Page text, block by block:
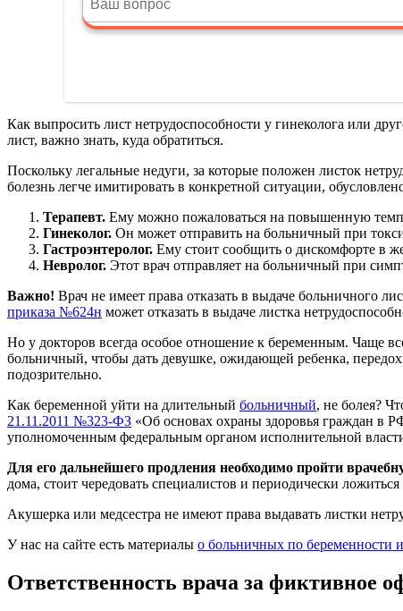
Как выпросить лист нетрудоспособности у гинеколога или
лист, важно знать, куда обратиться.
Поскольку легальные недуги, за которые положен листок
болезнь легче имитировать в конкретной ситуации,
Терапевт. Ему можно пожаловаться на повышенную
Гинеколог. Он может отправить на больничный при
Гастроэнтеролог. Ему стоит сообщить о дискомфорте в
Невролог. Этот врач отправляет на больничный при
Важно! Врач не имеет права отказать в выдаче больничного
приказа №624н может отказать в выдаче листка
Но у докторов всегда особое отношение к беременным. Чаще
больничный, чтобы дать девушке, ожидающей ребенка,
подозрительно.
Как беременной уйти на длительный больничный, не болея?
21.11.2011 №323-ФЗ «Об основах охраны здоровья граждан в
уполномоченным федеральным органом исполнительной
Для его дальнейшего продления необходимо пройти
дома, стоит чередовать специалистов и периодически
Акушерка или медсестра не имеют права выдавать листки
У нас на сайте есть материалы о больничных по беременности
Ответственность врача за фиктивное